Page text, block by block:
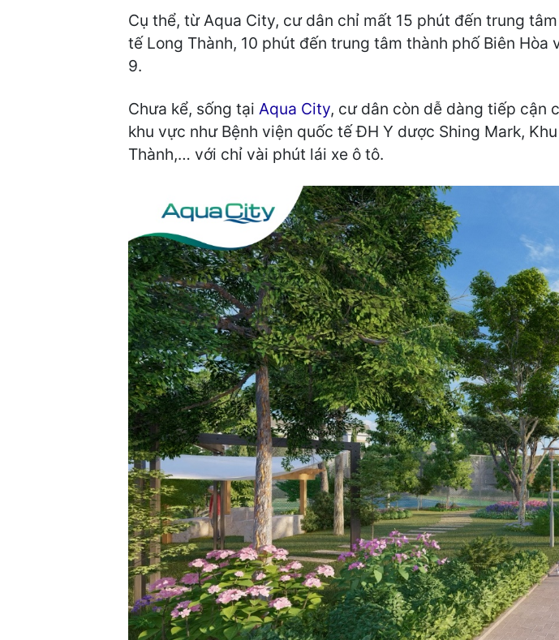
Cụ thể, từ Aqua City, cư dân chỉ mất 15 phút đến trung
tế Long Thành, 10 phút đến trung tâm thành phố Biên
9.
Chưa kể, sống tại Aqua City, cư dân còn dễ dàng tiếp cận
khu vực như Bệnh viện quốc tế ĐH Y dược Shing Mark,
Thành,… với chỉ vài phút lái xe ô tô.